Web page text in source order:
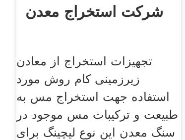
شرکت استخراج معدن
تجهیزات استخراج از معادن
زیرزمینی کام روش مورد
استفاده جهت استخراج مس به
طبیعت و ترکیبات مس موجود در
سنگ معدن این نوع لیچینگ برای